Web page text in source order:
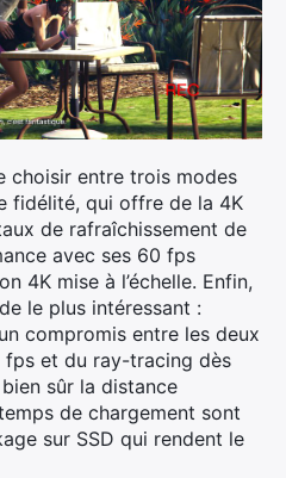
choisir entre trois modes
fidélité, qui offre de la 4K
de rafraîchissement de
avec ses 60 fps
4K mise à l’échelle. Enfin,
le plus intéressant :
compromis entre les deux
fps et du ray-tracing dès
sûr la distance
de chargement sont
sur SSD qui rendent le